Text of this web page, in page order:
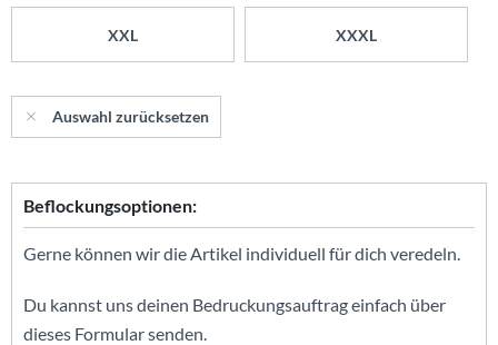
XXL XXXL
Auswahl zurücksetzen
Beflockungsoptionen:
Gerne können wir die Artikel individuell für dich veredeln.
Du kannst uns deinen Bedruckungsauftrag einfach über
dieses Formular senden.